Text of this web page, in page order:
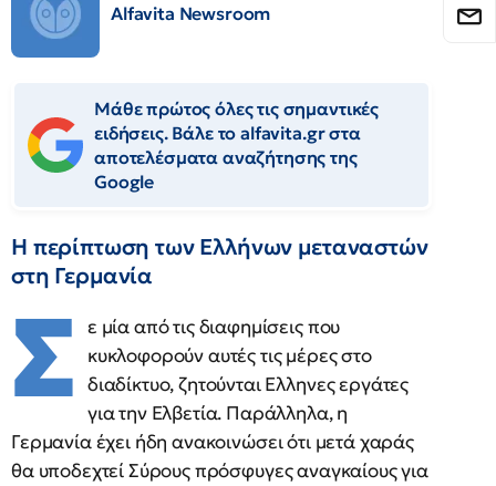
Alfavita Newsroom
Μάθε πρώτος όλες τις σημαντικές
ειδήσεις. Βάλε το alfavita.gr στα
αποτελέσματα αναζήτησης της
Google
Η περίπτωση των Ελλήνων μεταναστών
στη Γερμανία
Σ ε μία από τις διαφημίσεις που
κυκλοφορούν αυτές τις μέρες στο
διαδίκτυο, ζητούνται Ελληνες εργάτες
για την Ελβετία. Παράλληλα, η
Γερμανία έχει ήδη ανακοινώσει ότι μετά χαράς
θα υποδεχτεί Σύρους πρόσφυγες αναγκαίους για